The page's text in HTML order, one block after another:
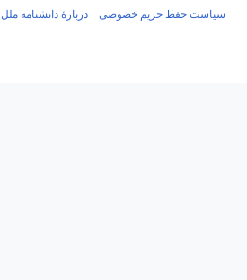
سیاست حفظ حریم خصوصی دربارهٔ دانشنامه ملل